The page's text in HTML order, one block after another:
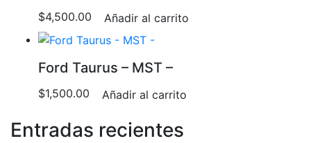
$4,500.00 Añadir al carrito
Ford Taurus – MST –
$1,500.00 Añadir al carrito
Entradas recientes